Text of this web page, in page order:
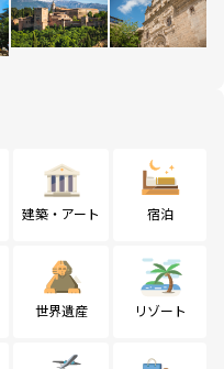
建築・アート 宿泊
世界遺産 リゾート